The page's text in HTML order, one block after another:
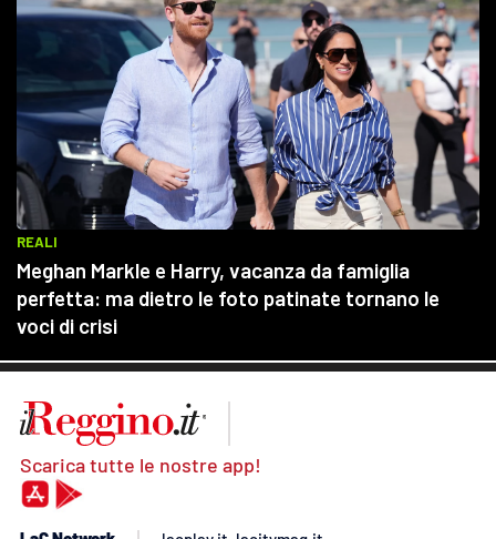
Scarica tutte le nostre app!